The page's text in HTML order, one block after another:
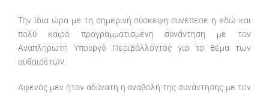
Την ίδια ώρα με τη σημερινή σύσκεψη συνέπεσε η εδώ και
πολύ καιρό προγραμματισμένη συνάντηση με τον
Αναπληρωτή Υπουργό Περιβάλλοντος για το θέμα των
αυθαιρέτων.
Αφενός μεν ήταν αδύνατη η αναβολή της συνάντησης με τον